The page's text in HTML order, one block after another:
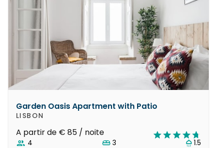
Garden Oasis Apartment with Patio
LISBON
A partir de € 85 / noite
4 3 1.5